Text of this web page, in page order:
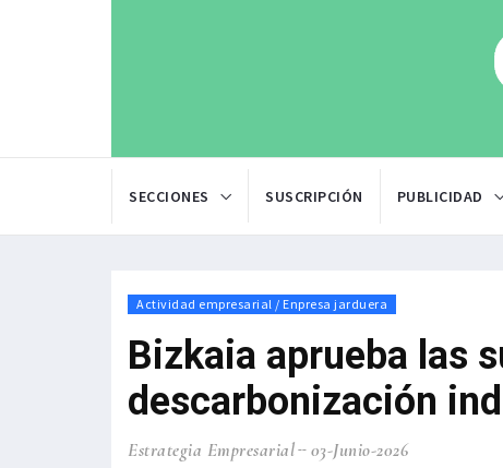
SECCIONES SUSCRIPCIÓN PUBLICIDAD
Actividad empresarial / Enpresa jarduera
Bizkaia aprueba las
descarbonización
Estrategia Empresarial 03-Junio-2026